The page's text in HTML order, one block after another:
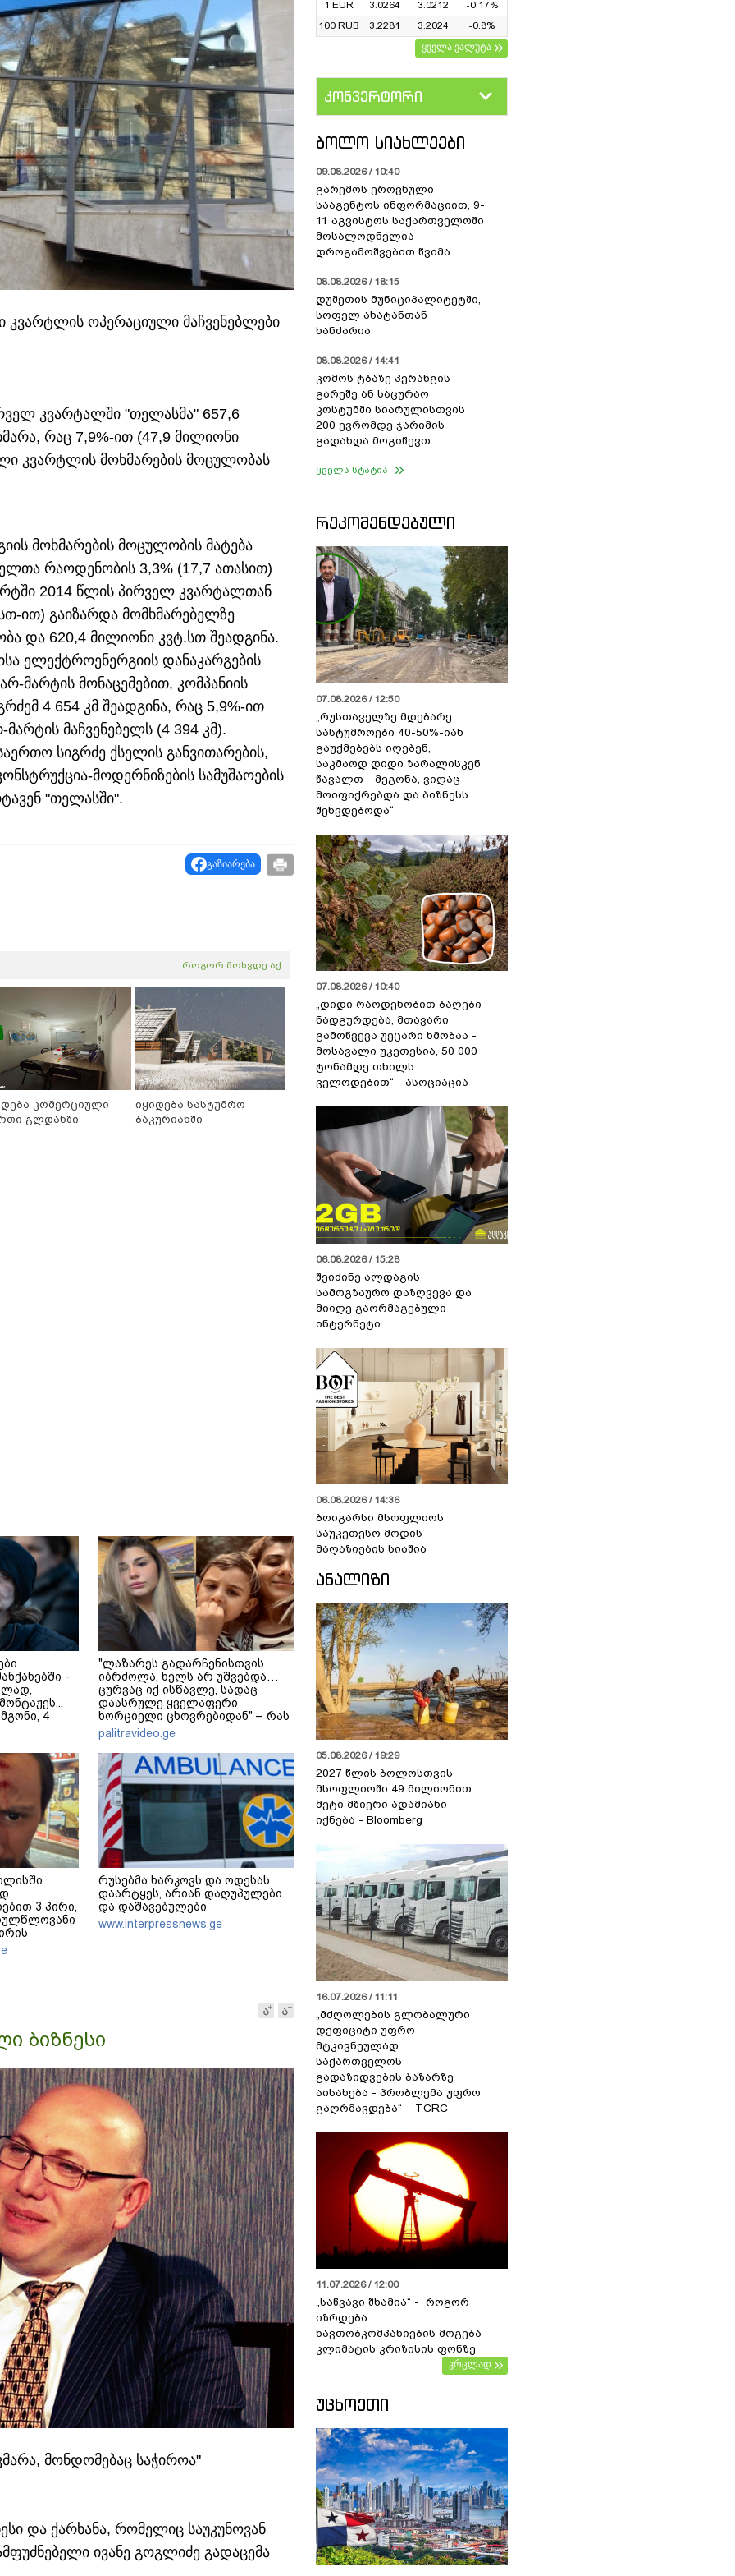
კვარტლის ოპერაციული მაჩვენებლები
კვარტალში "თელასმა" 657,6
რაც 7,9%-ით (47,9 მილიონი
კვარტლის მოხმარების მოცულობას
მოხმარების მოცულობის მატება
რაოდენობის 3,3% (17,7 ათასით)
2014 წლის პირველ კვარტალთან
ით) გაიზარდა მომხმარებელზე
და 620,4 მილიონი კვტ.სთ შეადგინა.
ელექტროენერგიის დანაკარგების
მარტის მონაცემებით, კომპანიის
4 654 კმ შეადგინა, რაც 5,9%-ით
მაჩვენებელს (4 394 კმ).
სიგრძე ქსელის განვითარების,
მოდერნიზების სამუშაოების
"თელასში".
გაზიარება
როგორ მოხვდე აქ
კომერციული
გლდანში
იყიდება სასტუმრო
ბაკურიანში
-
4
კუპატაძე
"ლაზარეს გადარჩენისთვის
იბრძოლა, ხელს არ უშვებდა…
ცურვაც იქ ისწავლე, სადაც
დაასრულე ყველაფერი
ხორციელი ცხოვრებიდან" – რას
წერს ხობში დაღუპული დედა-
შვილის ახლობელი?
palitravideo.ge
3 პირი,
შესაბამისი
რუსებმა ხარკოვს და ოდესას
დაარტყეს, არიან დაღუპულები
და დაშავებულები
www.interpressnews.ge
ბიზნესი
მონდომებაც საჭიროა"
და ქარხანა, რომელიც საუკუნოვან
ივანე გოგლიძე გადაცემა
1 EUR
3.0264 3.0212
-0.17%
100 RUB
3.2281 3.2024
-0.8%
ყველა ვალუტა
კონვერტორი
ᲑᲝᲚᲝ ᲡᲘᲐᲮᲚᲔᲔᲑᲘ
09.08.2026 / 10:40
გარემოს ეროვნული
სააგენტოს ინფორმაციით, 9-
11 აგვისტოს საქართველოში
მოსალოდნელია
დროგამოშვებით წვიმა
08.08.2026 / 18:15
დუშეთის მუნიციპალიტეტში,
სოფელ ახატანთან
ხანძარია
08.08.2026 / 14:41
კომოს ტბაზე პერანგის
გარეშე ან საცურაო
კოსტუმში სიარულისთვის
200 ევრომდე ჯარიმის
გადახდა მოგიწევთ
ყველა სტატია
ᲠᲔᲙᲝᲛᲔᲜᲓᲔᲑᲣᲚᲘ
07.08.2026 / 12:50
„რუსთაველზე მდებარე
სასტუმროები 40-50%-იან
გაუქმებებს იღებენ,
საკმაოდ დიდი ზარალისკენ
წავალთ - მეგონა, ვიღაც
მოიფიქრებდა და ბიზნესს
შეხვდებოდა“
07.08.2026 / 10:40
„დიდი რაოდენობით ბაღები
ნადგურდება, მთავარი
გამოწვევა უეცარი ხმობაა -
მოსავალი უკეთესია, 50 000
ტონამდე თხილს
ველოდებით“ - ასოციაცია
06.08.2026 / 15:28
შეიძინე ალდაგის
სამოგზაურო დაზღვევა და
მიიღე გაორმაგებული
ინტერნეტი
06.08.2026 / 14:36
ბოიგარსი მსოფლიოს
საუკეთესო მოდის
მაღაზიების სიაშია
ᲐᲜᲐᲚᲘᲖᲘ
05.08.2026 / 19:29
2027 წლის ბოლოსთვის
მსოფლიოში 49 მილიონით
მეტი მშიერი ადამიანი
იქნება - Bloomberg
16.07.2026 / 11:11
„მძღოლების გლობალური
დეფიციტი უფრო
მტკივნეულად
საქართველოს
გადაზიდვების ბაზარზე
აისახება - პრობლემა უფრო
გაღრმავდება“ – TCRC
11.07.2026 / 12:00
„საწვავი შხამია“ - როგორ
იზრდება
ნავთობკომპანიების მოგება
კლიმატის კრიზისის ფონზე
ვრცლად
ᲣᲪᲮᲝᲔᲗᲘ